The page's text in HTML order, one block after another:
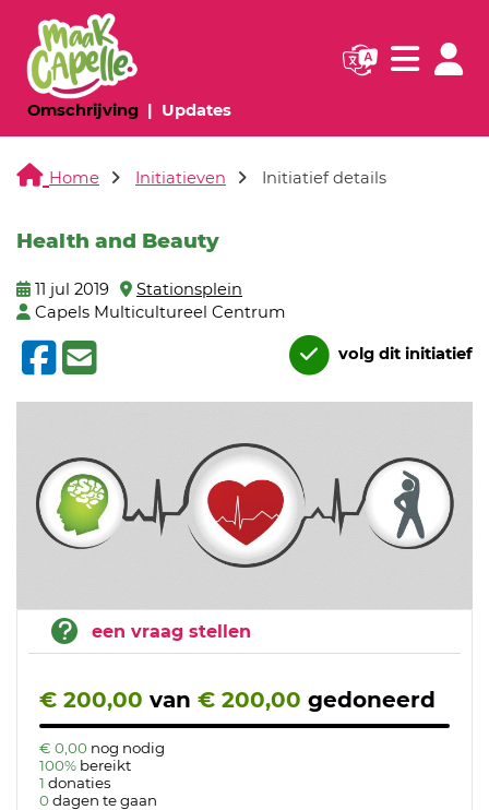
Omschrijving(huidige pagina)
Updates(huidige pagina)
Navigatie
Home Initiatieven Initiatief details
Health and Beauty
11 jul 2019
Stationsplein
Capels Multicultureel Centrum
volg dit initiatief
een vraag stellen
€ 200,00 van € 200,00 gedoneerd
€ 0,00 nog nodig
100% bereikt
1 donaties
0 dagen te gaan